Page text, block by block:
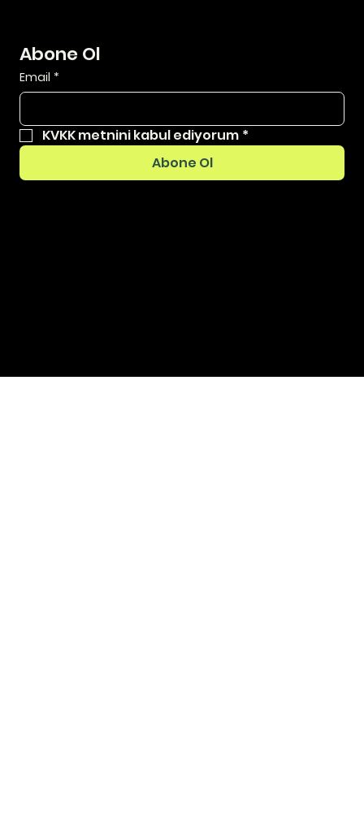
Abone Ol
Email *
KVKK metnini kabul ediyorum *
Abone Ol